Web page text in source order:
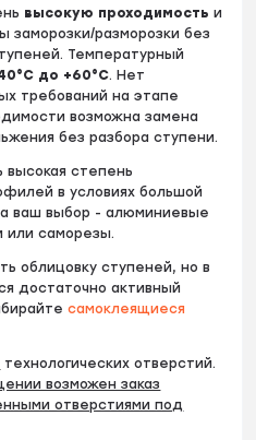
высокую проходимость и
заморозки/разморозки без
Температурный
до +60°С. Нет
требований на этапе
возможна замена
без разбора ступени.
высокая степень
в условиях большой
ваш выбор - алюминиевые
или саморезы.
облицовку ступеней, но в
достаточно активный
самоклеящиеся
технологических отверстий.
возможен заказ
отверстиями под